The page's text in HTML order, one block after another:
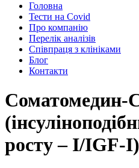
Головна
Тести на Covid
Про компанію
Перелік аналізів
Співпраця з клініками
Блог
Контакти
Соматомедин-
росту – І/IGF-